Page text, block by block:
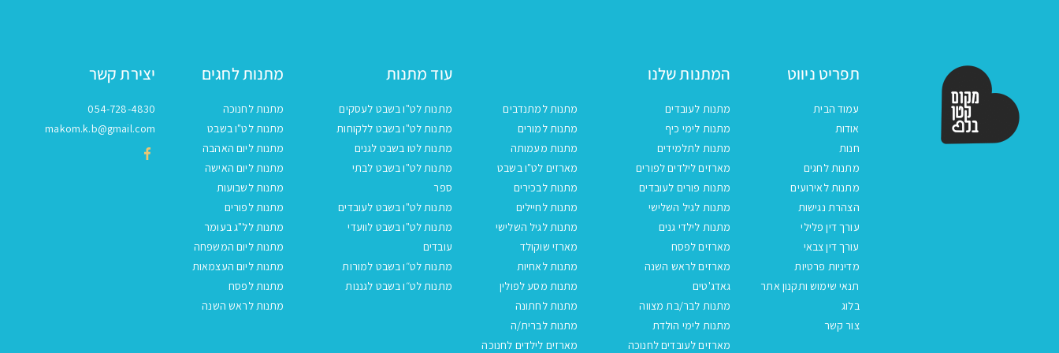
תפריט ניווט
עמוד הבית
אודות
חנות
מתנות לחגים
מתנות לאירועים
הצהרת נגישות
עורך דין פלילי
עורך דין צבאי
מדיניות פרטיות
תנאי שימוש ותקנון אתר
בלוג
צור קשר
המתנות שלנו
מתנות לעובדים
מתנות למתנדבים
מתנות לימי כיף
מתנות למורים
מתנות לתלמידים
מתנות מעמותה
מארזים לילדים לפורים
מארזים לט"ו בשבט
מתנות פורים לעובדים
מתנות לבכירים
מתנות לגיל השלישי
מתנות לחיילים
מתנות לילדי גנים
מתנות לגיל השלישי
מארזים לפסח
מארזי שוקולד
מארזים לראש השנה
מתנות לאחיות
גאדג'טים
מתנות מסע לפולין
מתנות לבר/בת מצווה
מתנות לחתונה
מתנות לימי הולדת
מתנות לברית/ה
מארזים לעובדים לחנוכה
מארזים לילדים לחנוכה
עוד מתנות
מתנות לט"ו בשבט לעסקים
מתנות לט"ו בשבט ללקוחות
מתנות לטו בשבט לגנים
מתנות לט"ו בשבט לבתי
ספר
מתנות לט"ו בשבט לעובדים
מתנות לט"ו בשבט לוועדי
עובדים
מתנות לט״ו בשבט למורות
מתנות לט״ו בשבט לגננות
מתנות לחגים
מתנות לחנוכה
מתנות לט"ו בשבט
מתנות ליום האהבה
מתנות ליום האישה
מתנות לשבועות
מתנות לפורים
מתנות לל"ג בעומר
מתנות ליום המשפחה
מתנות ליום העצמאות
מתנות לפסח
מתנות לראש השנה
יצירת קשר
054-728-4830
makom.k.b@gmail.com